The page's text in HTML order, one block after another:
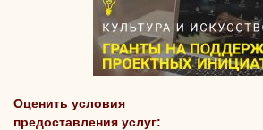
Оценить условия
предоставления услуг: